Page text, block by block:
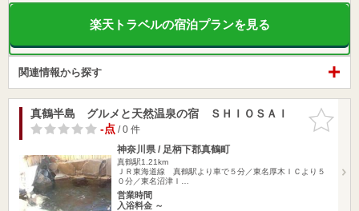
楽天トラベルの宿泊プランを見る
関連情報から探す
お気に入
りに追加
真鶴半島 グルメと天然温泉の宿 ＳＨＩＯＳＡＩ
-点/ 0 件
神奈川県 / 足柄下郡真鶴町
真鶴駅1.21km
ＪＲ東海道線 真鶴駅より車で５分／東名厚木ＩＣより５
０分／東名沼津Ｉ…
営業時間
入浴料金 ～